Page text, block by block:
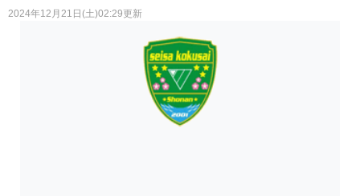
2024年12月21日(土)02:29更新